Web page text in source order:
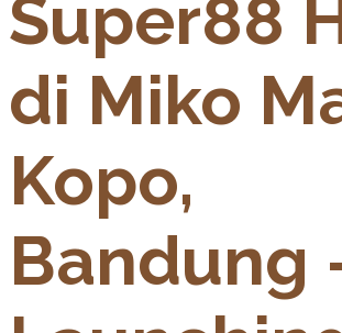
Super88
di Miko
Kopo,
Bandung